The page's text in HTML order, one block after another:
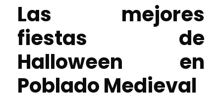
Las mejores
fiestas de
Halloween en
Poblado Medieval